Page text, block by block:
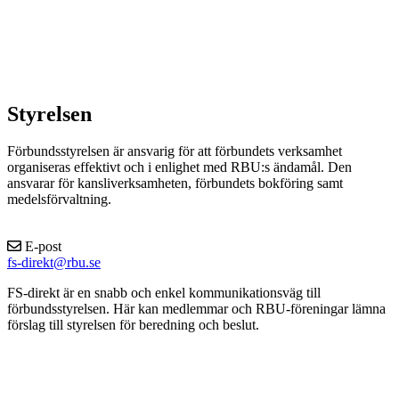
Styrelsen
Förbundsstyrelsen är ansvarig för att förbundets verksamhet
organiseras effektivt och i enlighet med RBU:s ändamål. Den
ansvarar för kansliverksamheten, förbundets bokföring samt
medelsförvaltning.
E-post
fs-direkt@rbu.se
FS-direkt är en snabb och enkel kommunikationsväg till
förbundsstyrelsen. Här kan medlemmar och RBU-föreningar lämna
förslag till styrelsen för beredning och beslut.